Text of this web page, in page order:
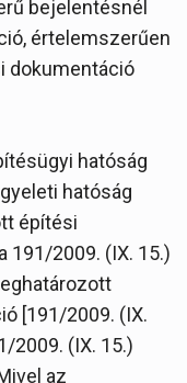
bejelentésnél
értelemszerűen
dokumentáció
hatóság
hatóság
építési
191/2009. (IX. 15.)
[191/2009. (IX.
2009. (IX. 15.)
az